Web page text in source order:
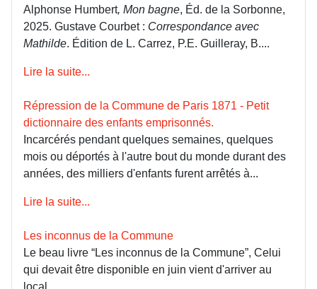
Alphonse Humbert, Mon bagne, Éd. de la Sorbonne,
2025. Gustave Courbet : Correspondance avec
Mathilde. Édition de L. Carrez, P.E. Guilleray, B....
Lire la suite...
Répression de la Commune de Paris 1871 - Petit
dictionnaire des enfants emprisonnés.
Incarcérés pendant quelques semaines, quelques
mois ou déportés à l'autre bout du monde durant des
années, des milliers d'enfants furent arrêtés à...
Lire la suite...
Les inconnus de la Commune
Le beau livre “Les inconnus de la Commune”, Celui
qui devait être disponible en juin vient d'arriver au